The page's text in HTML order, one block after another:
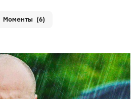
Моменты (6)